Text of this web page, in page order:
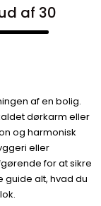
af 30
af en bolig.
dørkarm eller
og harmonisk
eller
for at sikre
alt, hvad du